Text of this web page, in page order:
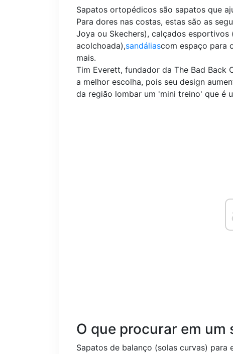
Sapatos ortopédicos são sapatos que
Para dores nas costas, estas são as
Joya ou Skechers), calçados
acolchoada),sandáliascom espaço para
mais.
Tim Everett, fundador da The Bad Back
a melhor escolha, pois seu design
da região lombar um 'mini treino' que é
O que procurar em um
Sapatos de balanço (solas curvas) para